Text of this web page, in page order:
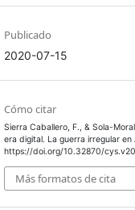
Publicado
2020-07-15
Cómo citar
Sierra Caballero, F., & Sola-
era digital. La guerra irregular en
https://doi.org/10.32870/
Más formatos de cita